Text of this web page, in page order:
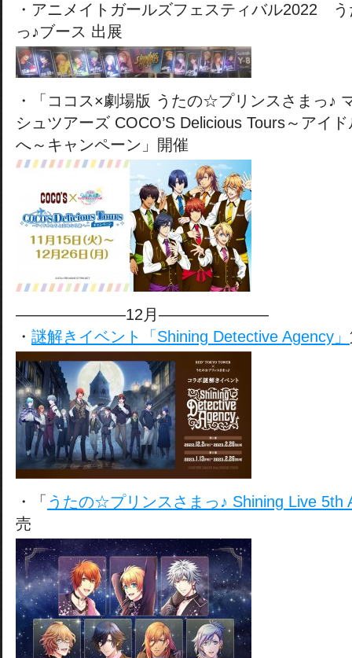
・アニメイトガールズフェスティバル2022
っ♪ブース 出展
・「ココス×劇場版 うたの☆プリンスさまっ♪
シュツアーズ COCO’S Delicious Tours～アイ
へ～キャンペーン」開催
———————12月———————
・ 謎解きイベント「Shining Detective Agency」
・「 うたの☆プリンスさまっ♪ Shining Live 5th
売